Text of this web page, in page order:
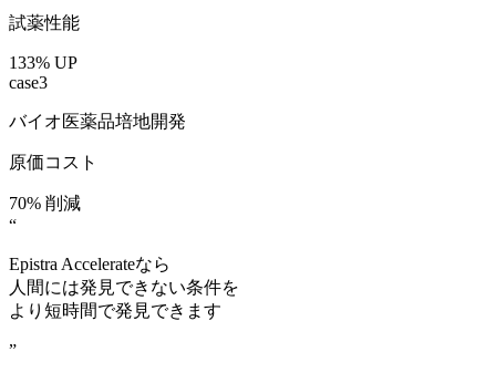
試薬性能
133% UP
case3
バイオ医薬品培地開発
原価コスト
70% 削減
“
Epistra Accelerateなら
人間には発見できない条件を
より 短時間で発見できます
”